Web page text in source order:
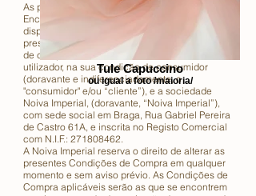
As presentes condições regulamentam a
Encomenda dos artigos colocados à
disposição do utilizador no Showroom
presente(doravante, a "Showroom"). O contrato
de compra e venda será subscrito entre o
utilizador, na sua condição de consumidor
(doravante e indiferenciadamente, o
"consumidor" e/ou “cliente”), e a sociedade
Noiva Imperial, (doravante, “Noiva Imperial”),
com sede social em Braga, Rua Gabriel Pereira
de Castro 61A, e inscrita no Registo Comercial
com N.I.F.: 271808462.
A Noiva Imperial reserva o direito de alterar as
presentes Condições de Compra em qualquer
momento e sem aviso prévio. As Condições de
Compra aplicáveis serão as que se encontrem
Tule Capuccino
ou igual a foto /maioria/